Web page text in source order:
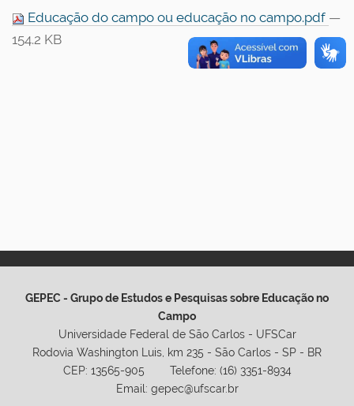
Educação do campo ou educação no campo.pdf —
154.2 KB
GEPEC - Grupo de Estudos e Pesquisas sobre Educação no
Campo
Universidade Federal de São Carlos - UFSCar
Rodovia Washington Luis, km 235 - São Carlos - SP - BR
CEP: 13565-905 Telefone: (16) 3351-8934
Email: gepec@ufscar.br